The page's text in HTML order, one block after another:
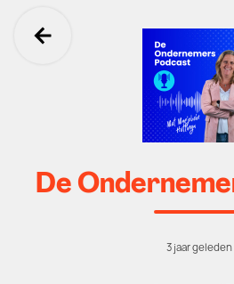
Ga terug
De
3 jaar geleden